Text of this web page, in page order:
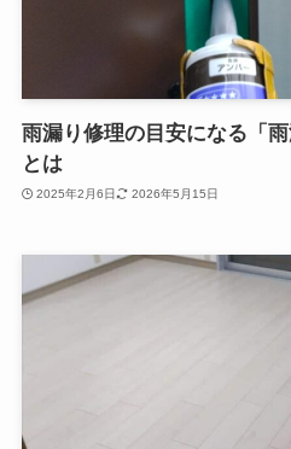
雨漏り修理の目安になる「
とは
2025年2月6日 2026年5月15日